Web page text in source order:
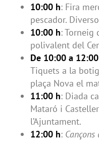
10:00 h: Fira
pescador.
10:00 h: Torneig
polivalent del
De 10:00 a
Tiquets a la
plaça Nova el
11:00 h: Diada
Mataró i
l’Ajuntament.
12:00 h: Cançons